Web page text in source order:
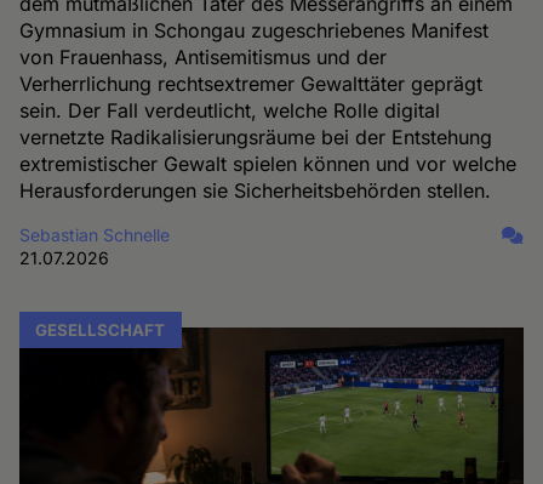
Gymnasium in Schongau zugeschriebenes Manifest
von Frauenhass, Antisemitismus und der
Verherrlichung rechtsextremer Gewalttäter geprägt
sein. Der Fall verdeutlicht, welche Rolle digital
vernetzte Radikalisierungsräume bei der Entstehung
extremistischer Gewalt spielen können und vor welche
Herausforderungen sie Sicherheitsbehörden stellen.
Sebastian Schnelle
21.07.2026
GESELLSCHAFT